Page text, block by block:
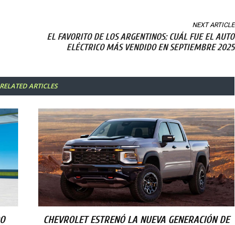
NEXT ARTICLE
EL FAVORITO DE LOS ARGENTINOS: CUÁL FUE EL AUTO
ELÉCTRICO MÁS VENDIDO EN SEPTIEMBRE 2025
RELATED ARTICLES
CHEVROLET ESTRENÓ LA NUEVA GENERACIÓN DE